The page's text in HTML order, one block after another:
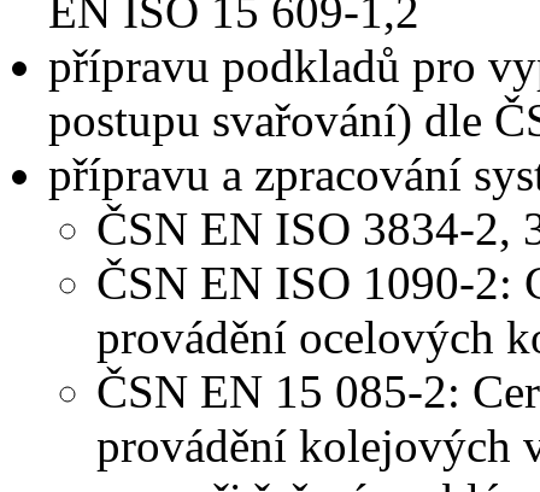
EN ISO 15 609-1,2
přípravu podkladů pro
postupu svařování) dle
přípravu a zpracování
ČSN EN ISO 3834-2,
ČSN EN ISO 1090-2:
provádění ocelových
ČSN EN 15 085-2:
provádění kolejových